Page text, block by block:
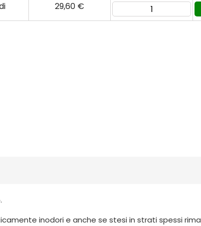
29,60 €
inodori e anche se stesi in strati spessi